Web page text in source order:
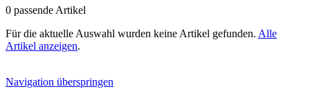
0 passende Artikel
Für die aktuelle Auswahl wurden keine Artikel gefunden. Alle
Artikel anzeigen.
Navigation überspringen